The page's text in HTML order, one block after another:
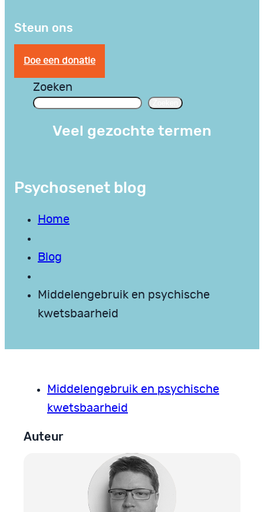
Steun ons
Doe een donatie
Zoeken
Veel gezochte termen
Psychosenet blog
Home
Blog
Middelengebruik en psychische
kwetsbaarheid
Middelengebruik en psychische
kwetsbaarheid
Auteur